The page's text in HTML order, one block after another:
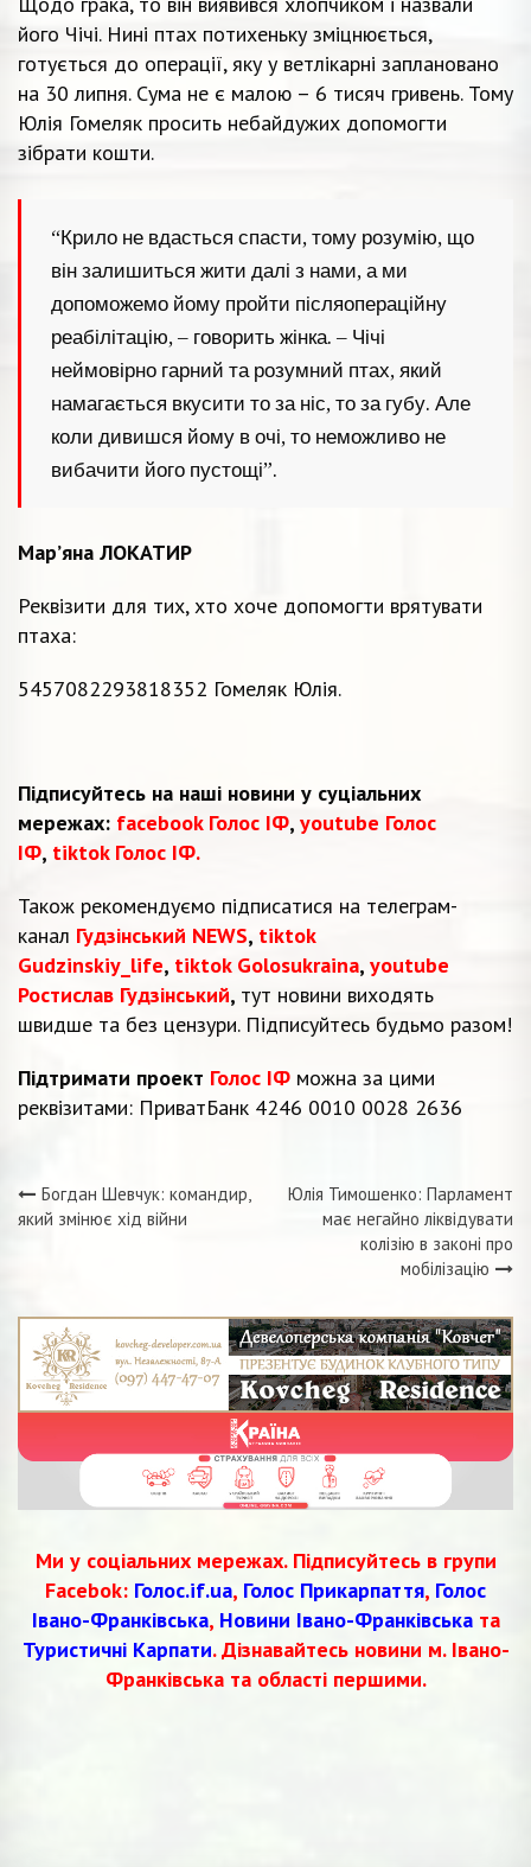
його Чічі. Нині птах потихеньку зміцнюється,
готується до операції, яку у ветлікарні заплановано
на 30 липня. Сума не є малою – 6 тисяч гривень. Тому
Юлія Гомеляк просить небайдужих допомогти
зібрати кошти.
“Крило не вдасться спасти, тому розумію, що
він залишиться жити далі з нами, а ми
допоможемо йому пройти післяопераційну
реабілітацію, – говорить жінка. – Чічі
неймовірно гарний та розумний птах, який
намагається вкусити то за ніс, то за губу. Але
коли дивишся йому в очі, то неможливо не
вибачити його пустощі”.
Мар’яна ЛОКАТИР
Реквізити для тих, хто хоче допомогти врятувати
птаха:
5457082293818352 Гомеляк Юлія.
Підписуйтесь на наші новини у суціальних
мережах: facebook Голос ІФ, youtube Голос
ІФ, tiktok Голос ІФ.
Також рекомендуємо підписатися на телеграм-
канал Гудзінський NEWS, tiktok
Gudzinskiy_life, tiktok Golosukraina, youtube
Ростислав Гудзінський, тут новини виходять
швидше та без цензури. Підписуйтесь будьмо разом!
Підтримати проект Голос ІФ можна за цими
реквізитами: ПриватБанк 4246 0010 0028 2636
Навігація
Богдан Шевчук: командир,
який змінює хід війни
Юлія Тимошенко: Парламент
має негайно ліквідувати
колізію в законі про
мобілізацію
Ми у соціальних мережах. Підписуйтесь в групи
Facebok: Голос.if.ua, Голос Прикарпаття, Голос
Івано-Франківська, Новини Івано-Франківськата
Туристичні Карпати. Дізнавайтесь новини м. Івано-
Франківська та області першими.